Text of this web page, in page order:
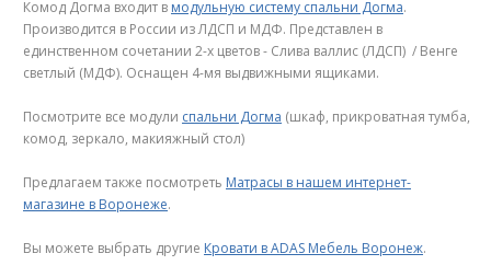
Комод Догма входит в модульную систему спальни Догма.
Производится в России из ЛДСП и МДФ. Представлен в
единственном сочетании 2-х цветов - Слива валлис (ЛДСП) / Венге
светлый (МДФ). Оснащен 4-мя выдвижными ящиками.
Посмотрите все модули спальни Догма (шкаф, прикроватная тумба,
комод, зеркало, макияжный стол)
Предлагаем также посмотреть Матрасы в нашем интернет-
магазине в Воронеже.
Вы можете выбрать другие Кровати в ADAS Мебель Воронеж.